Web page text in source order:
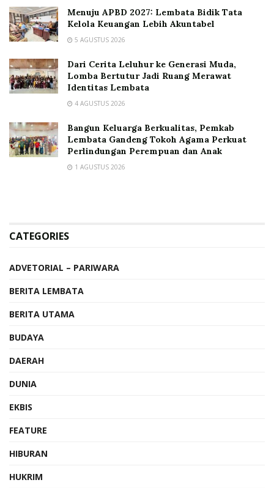
Menuju APBD 2027: Lembata Bidik Tata
Kelola Keuangan Lebih Akuntabel
5 AGUSTUS 2026
Dari Cerita Leluhur ke Generasi Muda,
Lomba Bertutur Jadi Ruang Merawat
Identitas Lembata
4 AGUSTUS 2026
Bangun Keluarga Berkualitas, Pemkab
Lembata Gandeng Tokoh Agama Perkuat
Perlindungan Perempuan dan Anak
1 AGUSTUS 2026
CATEGORIES
ADVETORIAL – PARIWARA
BERITA LEMBATA
BERITA UTAMA
BUDAYA
DAERAH
DUNIA
EKBIS
FEATURE
HIBURAN
HUKRIM